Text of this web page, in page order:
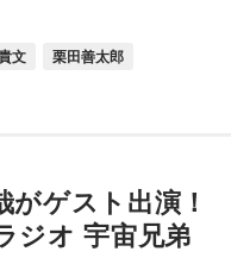
文 栗田善太郎
がゲスト出演！
ジオ 宇宙兄弟